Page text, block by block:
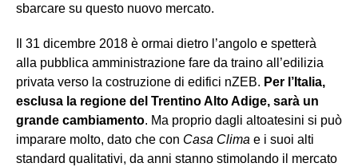
sbarcare su questo nuovo mercato.
Il 31 dicembre 2018 è ormai dietro l’angolo e spetterà
alla pubblica amministrazione fare da traino all’edilizia
privata verso la costruzione di edifici nZEB. Per l’Italia,
esclusa la regione del Trentino Alto Adige, sarà un
grande cambiamento. Ma proprio dagli altoatesini si può
imparare molto, dato che con Casa Clima e i suoi alti
standard qualitativi, da anni stanno stimolando il mercato